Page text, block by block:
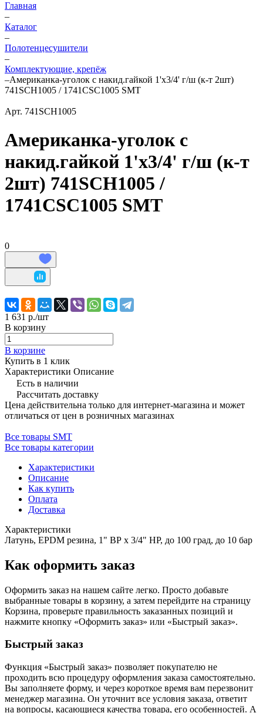
Главная
–
Каталог
–
Полотенцесушители
–
Комплектующие, крепёж
–Американка-уголок с накид.гайкой 1'х3/4' г/ш (к-т 2шт)
741SCH1005 / 1741CSC1005 SMT
Арт. 741SCH1005
Американка-уголок с
накид.гайкой 1'х3/4' г/ш (к-т
2шт) 741SCH1005 /
1741CSC1005 SMT
0
1 631 р./шт
В корзину
В корзине
Купить в 1 клик
Характеристики Описание
Есть в наличии
Рассчитать доставку
Цена действительна только для интернет-магазина и может
отличаться от цен в розничных магазинах
Все товары SMT
Все товары категории
Характеристики
Описание
Как купить
Оплата
Доставка
Характеристики
Латунь, EPDM резина, 1" ВР х 3/4" НР, до 100 град, до 10 бар
Как оформить заказ
Оформить заказ на нашем сайте легко. Просто добавьте
выбранные товары в корзину, а затем перейдите на страницу
Корзина, проверьте правильность заказанных позиций и
нажмите кнопку «Оформить заказ» или «Быстрый заказ».
Быстрый заказ
Функция «Быстрый заказ» позволяет покупателю не
проходить всю процедуру оформления заказа самостоятельно.
Вы заполняете форму, и через короткое время вам перезвонит
менеджер магазина. Он уточнит все условия заказа, ответит
на вопросы, касающиеся качества товара, его особенностей. А